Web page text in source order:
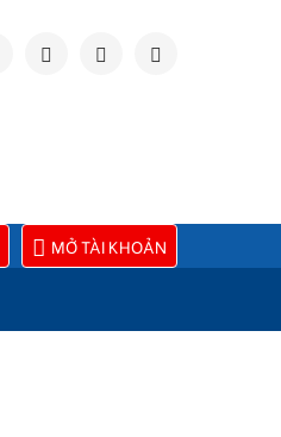
MỞ TÀI KHOẢN